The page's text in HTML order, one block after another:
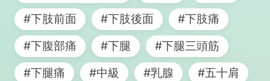
#下肢前面
#下肢後面
#下肢痛
#下腹部痛
#下腿
#下腿三頭筋
#下腿痛
#中級 #乳腺
#五十肩